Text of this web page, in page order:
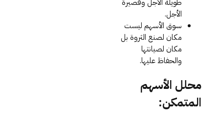
طويلة الأجل وقصيرة
الأجل.
سوق الأسهم ليست
مكان لصنع الثروة بل
مكان لصيانتها
والحفاظ عليها.
محلل الأسهم
المتمكن: